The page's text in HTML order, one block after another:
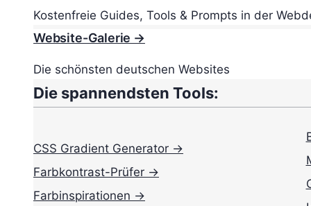
Kostenfreie Guides, Tools & Prompts in der
Website-Galerie →
Die schönsten deutschen Websites
Die spannendsten Tools:
CSS Gradient Generator →
Farbkontrast-Prüfer →
Farbinspirationen →